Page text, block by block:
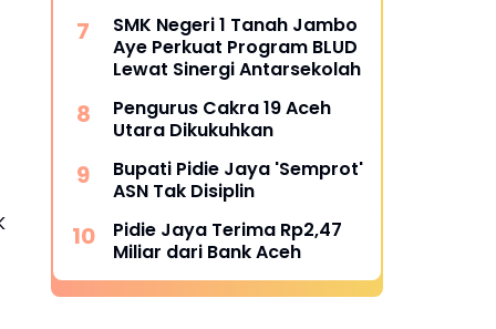
SMK Negeri 1 Tanah Jambo
Aye Perkuat Program BLUD
Lewat Sinergi Antarsekolah
Pengurus Cakra 19 Aceh
Utara Dikukuhkan
Bupati Pidie Jaya 'Semprot'
ASN Tak Disiplin
Pidie Jaya Terima Rp2,47
Miliar dari Bank Aceh